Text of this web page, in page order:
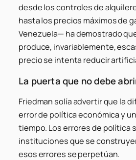
desde los controles de
hasta los precios máximos de
Venezuela— ha demostrado
produce, invariablemente,
precio se intenta reducir
La puerta que no debe
Friedman solía advertir que la
error de política económica y
tiempo. Los errores de política
instituciones que se
esos errores se perpetúan.